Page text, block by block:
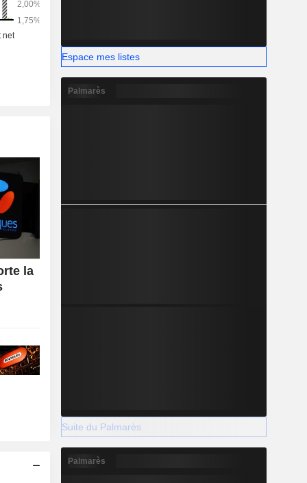
la
Espace mes listes
Palmarès
Suite du Palmarès
Palmarès